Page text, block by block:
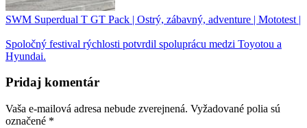
SWM Superdual T GT Pack | Ostrý, zábavný, adventure | Mototest |
Spoločný festival rýchlosti potvrdil spoluprácu medzi Toyotou a
Hyundai.
Pridaj komentár
Vaša e-mailová adresa nebude zverejnená. Vyžadované polia sú
označené *